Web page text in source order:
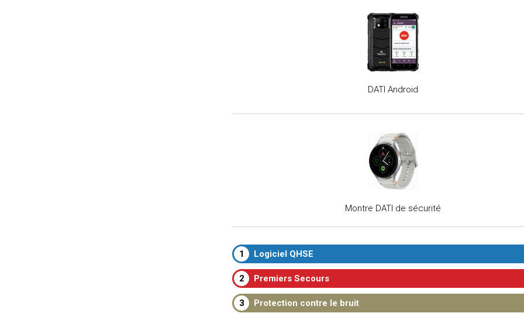
DATI Android
Montre DATI de sécurité
1 Logiciel QHSE
2 Premiers Secours
3 Protection contre le bruit